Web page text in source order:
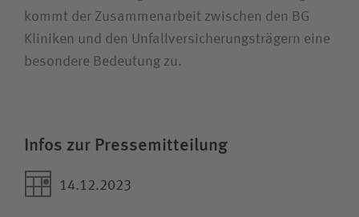
kommt der Zusammenarbeit zwischen den BG
Kliniken und den Unfallversicherungsträgern eine
besondere Bedeutung zu.
Infos zur Pressemitteilung
14.12.2023